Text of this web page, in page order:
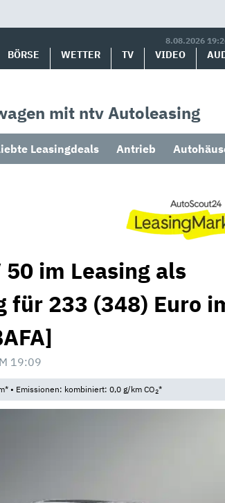
8.08.2026
BÖRSE WETTER TV VIDEO
mit ntv Autoleasing
Leasingdeals Antrieb
50 im Leasing als
für 233 (348) Euro
19:09
• Emissionen: kombiniert: 0,0 g/km CO2*